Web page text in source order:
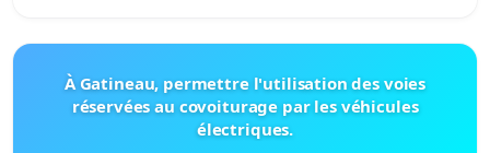
À Gatineau, permettre l'utilisation des voies
réservées au covoiturage par les véhicules
électriques.